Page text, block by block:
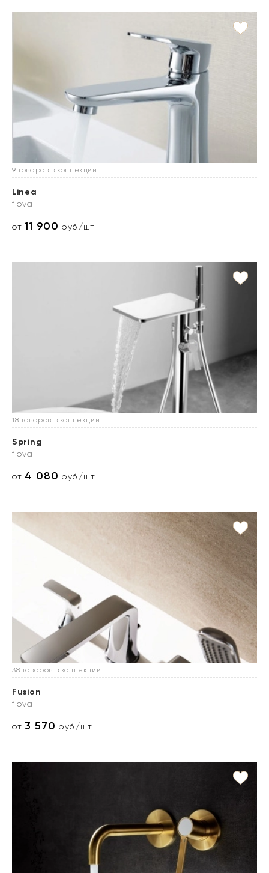
9 товаров в коллекции
Linea
flova
от11 900 руб./шт
18 товаров в коллекции
Spring
flova
от 4 080 руб./шт
38 товаров в коллекции
Fusion
flova
от3 570 руб./шт